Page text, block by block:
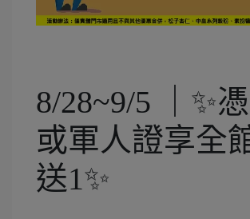
8/28~9/5 ｜✨
或軍人證享全
送1✨